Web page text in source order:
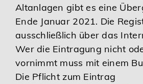
Altanlagen gibt es eine
Ende Januar 2021. Die
ausschließlich über das
Wer die Eintragung nicht
vornimmt muss mit einem
Die Pflicht zum Eintrag